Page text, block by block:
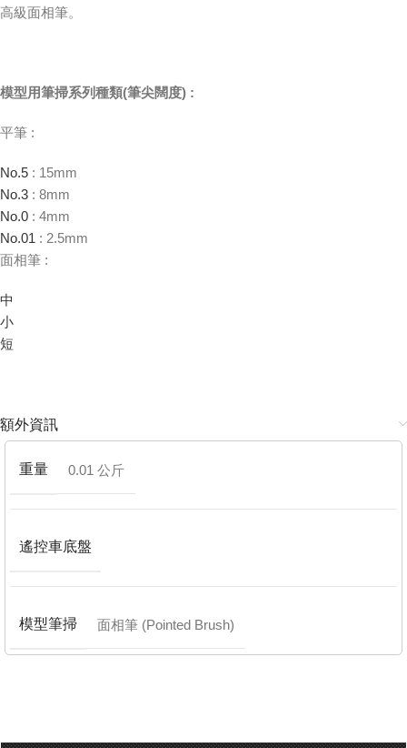
高級面相筆。
模型用筆掃系列種類(筆尖闊度) :
平筆 :
No.5 : 15mm
No.3 : 8mm
No.0 : 4mm
No.01 : 2.5mm
面相筆 :
中
小
短
額外資訊
重量 0.01 公斤
遙控車底盤
模型筆掃 面相筆 (Pointed Brush)